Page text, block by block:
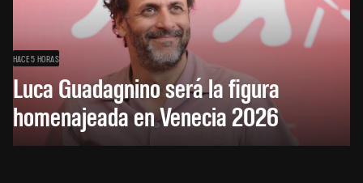
HACE 5 HORAS
Luca Guadagnino será la figura
homenajeada en Venecia 2026